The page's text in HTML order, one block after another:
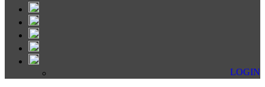
LOGIN